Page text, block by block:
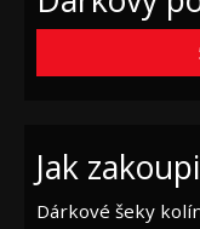
Jak
Dárkové šeky